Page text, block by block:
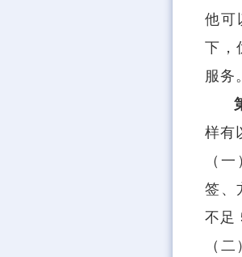
他可
下，
服务
样有
（
签、
不足
（